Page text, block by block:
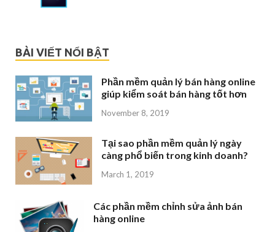
BÀI VIẾT NỔI BẬT
Phần mềm quản lý bán hàng online
giúp kiểm soát bán hàng tốt hơn
November 8, 2019
Tại sao phần mềm quản lý ngày
càng phổ biến trong kinh doanh?
March 1, 2019
Các phần mềm chỉnh sửa ảnh bán
hàng online